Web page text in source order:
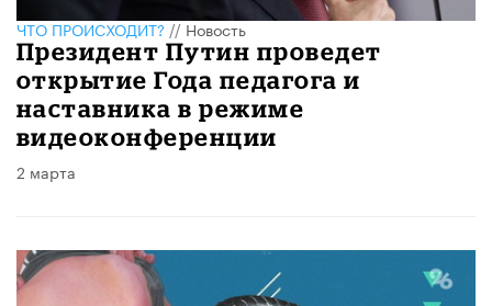
ЧТО ПРОИСХОДИТ?//Новость
Президент Путин проведет
открытие Года педагога и
наставника в режиме
видеоконференции
2 марта